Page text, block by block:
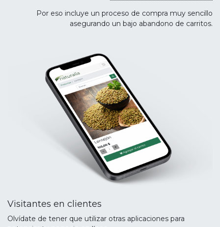
Por eso incluye un proceso de compra muy sencillo
asegurando un bajo abandono de carritos.
Visitantes en clientes
Olvídate de tener que utilizar otras aplicaciones para